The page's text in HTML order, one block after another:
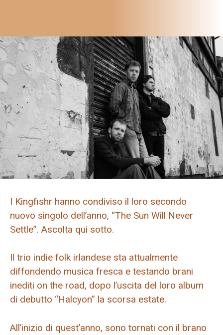
I Kingfishr hanno condiviso il loro secondo
nuovo singolo dell’anno, “The Sun Will Never
Settle”. Ascolta qui sotto.
Il trio indie folk irlandese sta attualmente
diffondendo musica fresca e testando brani
inediti on the road, dopo l’uscita del loro album
di debutto “Halcyon” la scorsa estate.
All’inizio di quest’anno, sono tornati con il brano